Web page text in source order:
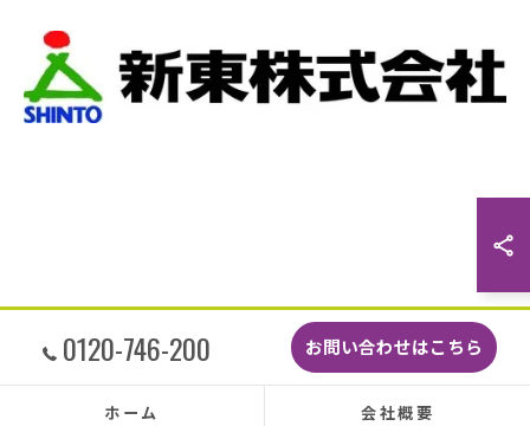
作業です。
当初夕方４時頃終了予定が、家にあった予備の
瓦まで使って瓦を差し替えてもらったので薄暗
くなるまで頑張っていただき頭の下がる思いで
しっかり直していただいたのでその後雨漏りも
もちろんなく、先日はかなりのドシャ降りでし
たがポツポツ音も一切ありませんでした。
本当に井澤さんにお願いしてよかったです、ま
0120-746-200 お問い合わせはこちら
ホーム 会社概要